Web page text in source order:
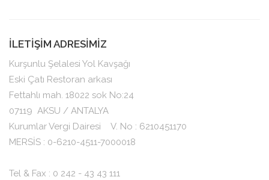
İLETİŞİM ADRESİMİZ
Kurşunlu Şelalesi Yol Kavşağı
Eski Çatı Restoran arkası
Fettahlı mah. 18022 sok No:24
07119 AKSU / ANTALYA
Kurumlar Vergi Dairesi V. No : 6210451170
MERSİS : 0-6210-4511-7000018
Tel & Fax : 0 242 - 43 43 111